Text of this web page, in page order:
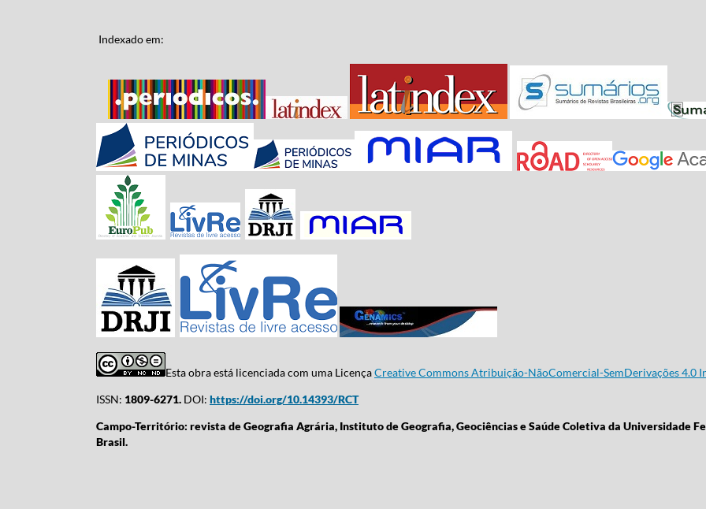
Indexado em:
Esta obra está licenciada com uma LicençaCreative Commons Atribuição-NãoComercial-SemDerivações 4.0
ISSN: 1809-6271. DOI: https://doi.org/10.14393/RCT
Campo-Território: revista de Geografia Agrária, Instituto de Geografia, Geociências e Saúde Coletiva da Universidade
Brasil.